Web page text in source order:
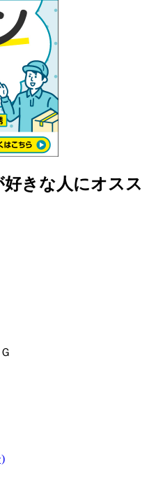
きな人にオスス